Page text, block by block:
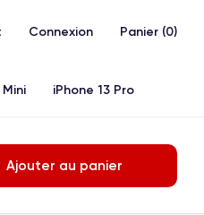
Connexion Panier (0)
iPhone 13 Pro
iPhone 11 Pro Airpods
Ajouter au panier